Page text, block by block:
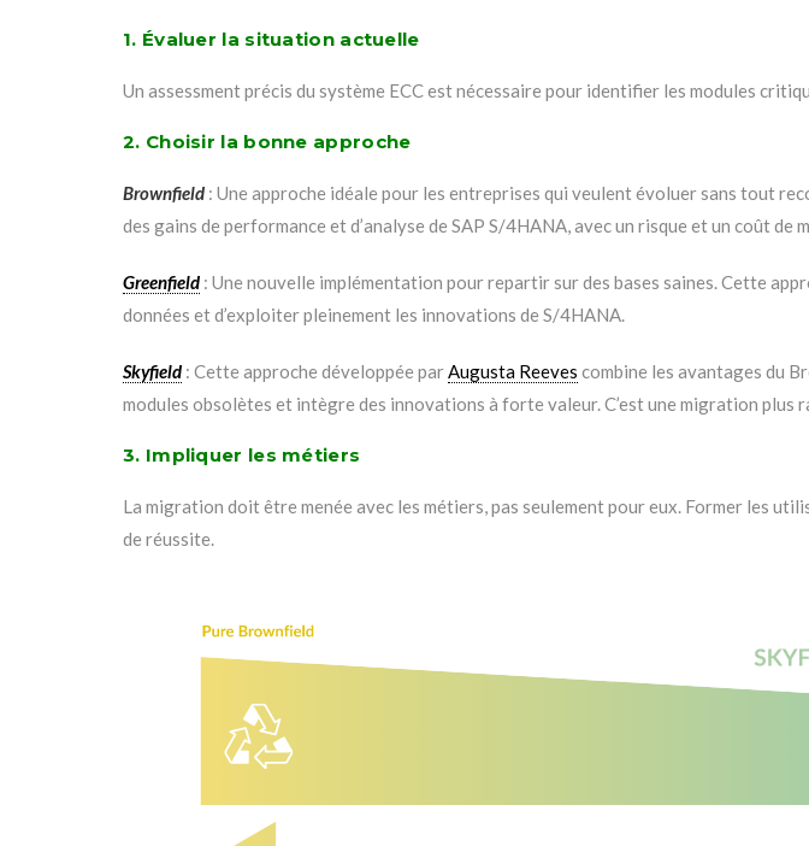
1. Évaluer la situation actuelle
Un assessment précis du système ECC est nécessaire pour identifier les modules
2. Choisir la bonne approche
Brownfield : Une approche idéale pour les entreprises qui veulent évoluer sans tout
des gains de performance et d’analyse de SAP S/4HANA, avec un risque et un coût de
Greenfield : Une nouvelle implémentation pour repartir sur des bases saines. Cette
données et d’exploiter pleinement les innovations de S/4HANA.
Skyfield : Cette approche développée par Augusta Reeves combine les avantages du
modules obsolètes et intègre des innovations à forte valeur. C’est une migration plus
3. Impliquer les métiers
La migration doit être menée avec les métiers, pas seulement pour eux. Former les
de réussite.